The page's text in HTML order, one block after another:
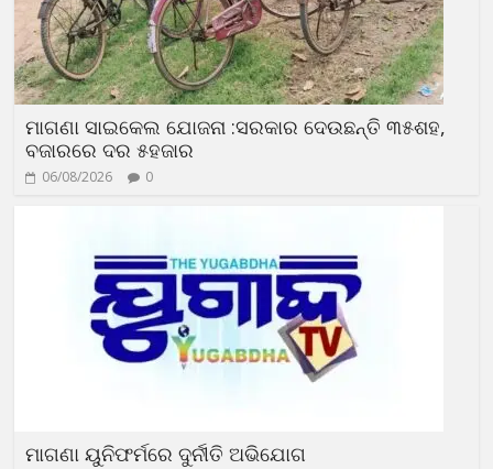
ମାଗଣା ସାଇକେଲ ଯୋଜନା :ସରକାର ଦେଉଛନ୍ତି ୩୫ଶହ,
ବଜାରରେ ଦର ୫ହଜାର
06/08/2026 0
ମାଗଣା ୟୁନିଫର୍ମରେ ଦୁର୍ନୀତି ଅଭିଯୋଗ